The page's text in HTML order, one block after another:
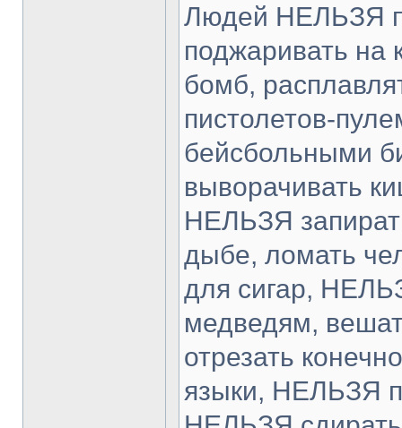
Людей НЕЛЬЗЯ
поджаривать на
бомб,
пистолетов-
бейсбольными
выворачивать
НЕЛЬЗЯ
дыбе, ломать
для сигар,
медведям,
отрезать
языки, НЕЛЬЗЯ